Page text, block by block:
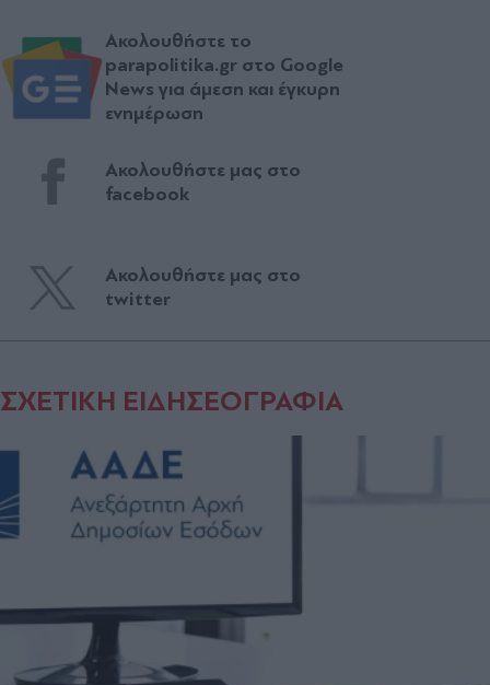
Ακολουθήστε το
parapolitika.gr στο Google
News για άμεση και έγκυρη
ενημέρωση
Ακολουθήστε μας στο
facebook
Ακολουθήστε μας στο
twitter
ΣΧΕΤΙΚΗ ΕΙΔΗΣΕΟΓΡΑΦΙΑ